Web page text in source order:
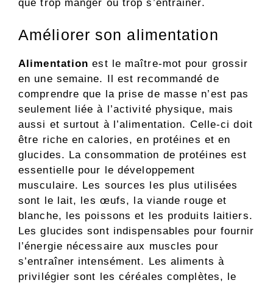
que trop manger ou trop s’entrainer.
Améliorer son alimentation
Alimentation est le maître-mot pour grossir
en une semaine. Il est recommandé de
comprendre que la prise de masse n’est pas
seulement liée à l’activité physique, mais
aussi et surtout à l’alimentation. Celle-ci doit
être riche en calories, en protéines et en
glucides. La consommation de protéines est
essentielle pour le développement
musculaire. Les sources les plus utilisées
sont le lait, les œufs, la viande rouge et
blanche, les poissons et les produits laitiers.
Les glucides sont indispensables pour fournir
l’énergie nécessaire aux muscles pour
s’entraîner intensément. Les aliments à
privilégier sont les céréales complètes, le